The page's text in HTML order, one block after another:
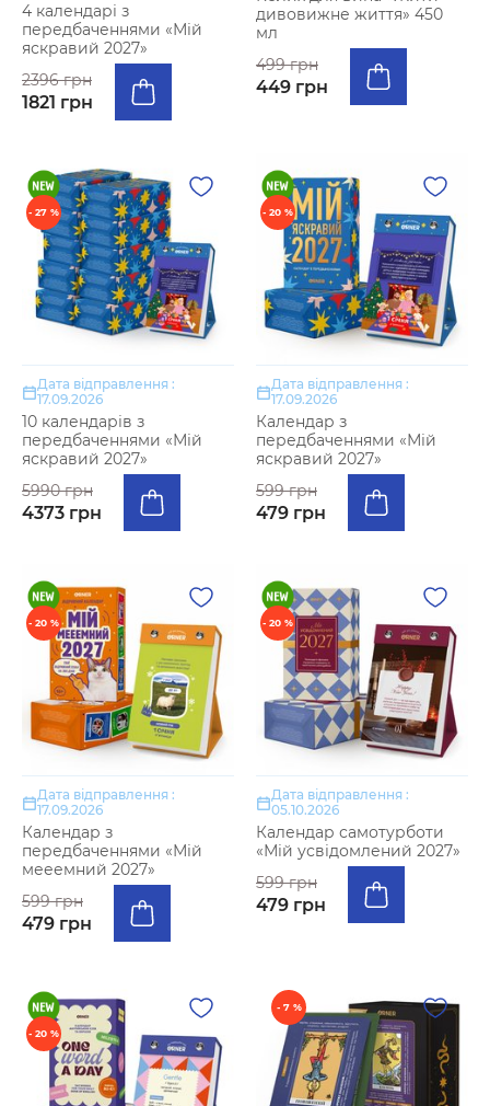
4 календарі з
передбаченнями «Мій
яскравий 2027»
2396 грн
1821 грн
дивовижне життя» 450
мл
499 грн
449 грн
- 27 %
Дата відправлення :
17.09.2026
10 календарів з
передбаченнями «Мій
яскравий 2027»
5990 грн
4373 грн
- 20 %
Дата відправлення :
17.09.2026
Календар з
передбаченнями «Мій
яскравий 2027»
599 грн
479 грн
- 20 %
Дата відправлення :
17.09.2026
Календар з
передбаченнями «Мій
мееемний 2027»
599 грн
479 грн
- 20 %
Дата відправлення :
05.10.2026
Календар самотурботи
«Мій усвідомлений 2027»
599 грн
479 грн
- 20 %
- 7 %